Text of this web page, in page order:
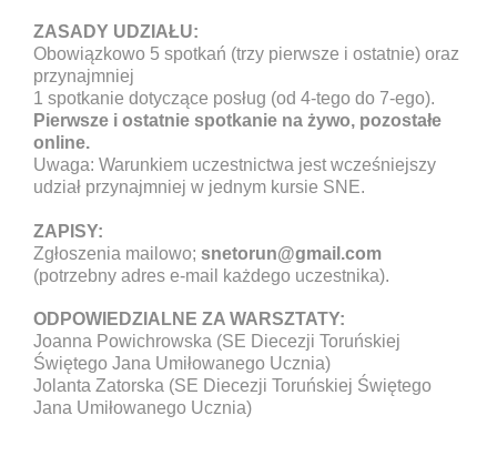
ZASADY UDZIAŁU:
Obowiązkowo 5 spotkań (trzy pierwsze i ostatnie) oraz
przynajmniej
1 spotkanie dotyczące posług (od 4-tego do 7-ego).
Pierwsze i ostatnie spotkanie na żywo, pozostałe
online.
Uwaga: Warunkiem uczestnictwa jest wcześniejszy
udział przynajmniej w jednym kursie SNE.
ZAPISY:
Zgłoszenia mailowo; snetorun@gmail.com
(potrzebny adres e-mail każdego uczestnika).
ODPOWIEDZIALNE ZA WARSZTATY:
Joanna Powichrowska (SE Diecezji Toruńskiej
Świętego Jana Umiłowanego Ucznia)
Jolanta Zatorska (SE Diecezji Toruńskiej Świętego
Jana Umiłowanego Ucznia)